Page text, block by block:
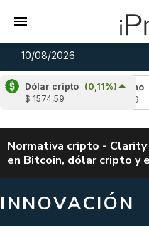
10/08/2026
Dólar cripto (0,11%)
$ 1574,59
Cardano
(-
Normativa cripto -
en Bitcoin, dólar cripto y
INNOVACIÓN